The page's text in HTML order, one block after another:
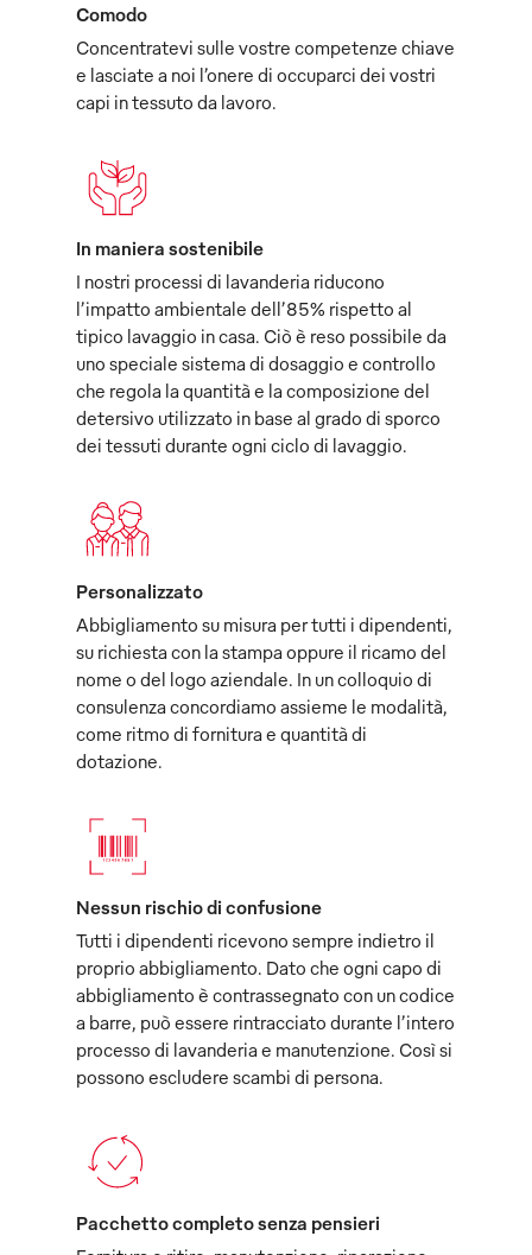
Comodo
Concentratevi sulle vostre competenze chiave
e lasciate a noi l’onere di occuparci dei vostri
capi in tessuto da lavoro.
In maniera sostenibile
I nostri processi di lavanderia riducono
l’impatto ambientale dell’85% rispetto al
tipico lavaggio in casa. Ciò è reso possibile da
uno speciale sistema di dosaggio e controllo
che regola la quantità e la composizione del
detersivo utilizzato in base al grado di sporco
dei tessuti durante ogni ciclo di lavaggio.
Personalizzato
Abbigliamento su misura per tutti i dipendenti,
su richiesta con la stampa oppure il ricamo del
nome o del logo aziendale. In un colloquio di
consulenza concordiamo assieme le modalità,
come ritmo di fornitura e quantità di
dotazione.
Nessun rischio di confusione
Tutti i dipendenti ricevono sempre indietro il
proprio abbigliamento. Dato che ogni capo di
abbigliamento è contrassegnato con un codice
a barre, può essere rintracciato durante l’intero
processo di lavanderia e manutenzione. Così si
possono escludere scambi di persona.
Pacchetto completo senza pensieri